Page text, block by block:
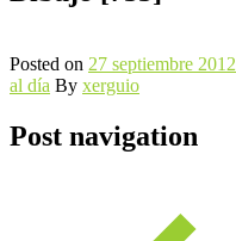
Posted on 27 septiembre 2012
al día By xerguio
Post navigation